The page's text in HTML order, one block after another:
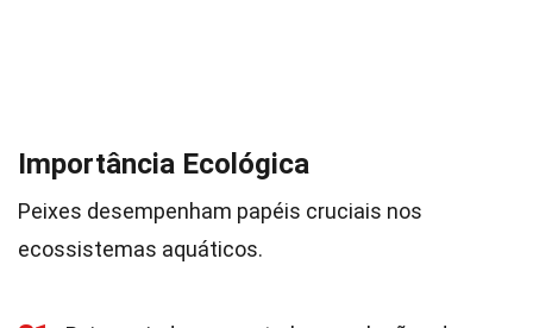
Importância Ecológica
Peixes desempenham papéis cruciais nos
ecossistemas aquáticos.